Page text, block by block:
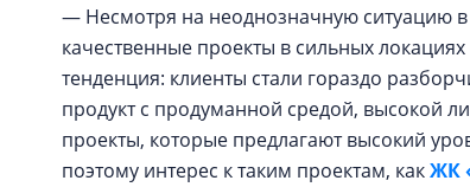
— Несмотря на неоднозначную ситуацию
качественные проекты в сильных
тенденция: клиенты стали гораздо
продукт с продуманной средой, высокой
проекты, которые предлагают высокий
поэтому интерес к таким проектам, какЖК